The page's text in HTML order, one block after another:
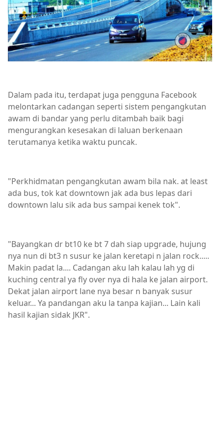
Dalam pada itu, terdapat juga pengguna Facebook
melontarkan cadangan seperti sistem pengangkutan
awam di bandar yang perlu ditambah baik bagi
mengurangkan kesesakan di laluan berkenaan
terutamanya ketika waktu puncak.
"Perkhidmatan pengangkutan awam bila nak. at least
ada bus, tok kat downtown jak ada bus lepas dari
downtown lalu sik ada bus sampai kenek tok".
"Bayangkan dr bt10 ke bt 7 dah siap upgrade, hujung
nya nun di bt3 n susur ke jalan keretapi n jalan rock.....
Makin padat la.... Cadangan aku lah kalau lah yg di
kuching central ya fly over nya di hala ke jalan airport.
Dekat jalan airport lane nya besar n banyak susur
keluar... Ya pandangan aku la tanpa kajian... Lain kali
hasil kajian sidak JKR".